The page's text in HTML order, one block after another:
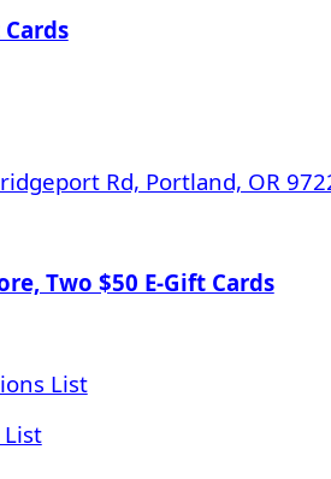
Rd, Portland, OR
Two $50 E-Gift Cards
List
List